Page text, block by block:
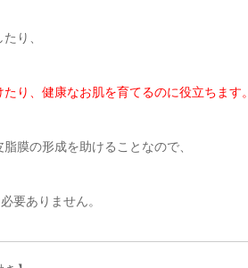
り、
り、健康なお肌を育てるのに役立ちます。
膜の形成を助けることなので、
要ありません。